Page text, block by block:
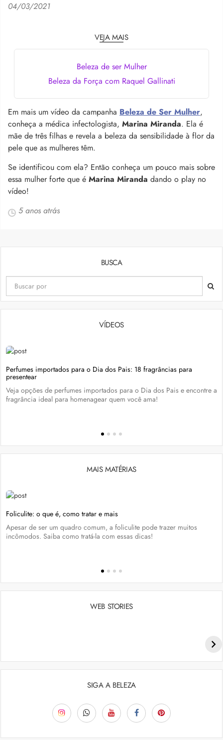
04/03/2021
VEJA MAIS
Beleza de ser Mulher
Beleza da Força com Raquel Gallinati
Em mais um vídeo da campanha Beleza de Ser Mulher,
conheça a médica infectologista, Marina Miranda. Ela é
mãe de três filhas e revela a beleza da sensibilidade à flor da
pele que as mulheres têm.
Se identificou com ela? Então conheça um pouco mais sobre
essa mulher forte que é Marina Miranda dando o play no
vídeo!
5 anos atrás
BUSCA
VÍDEOS
Perfumes importados para o Dia dos Pais: 18 fragrâncias para
presentear
Veja opções de perfumes importados para o Dia dos Pais e encontre a
fragrância ideal para homenagear quem você ama!
MAIS MATÉRIAS
Foliculite: o que é, como tratar e mais
Apesar de ser um quadro comum, a foliculite pode trazer muitos
incômodos. Saiba como tratá-la com essas dicas!
WEB STORIES
SIGA A BELEZA